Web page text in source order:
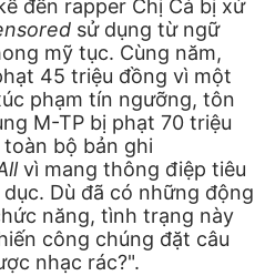
đến rapper Chị Cả bị xử
sử dụng từ ngữ
mỹ tục. Cùng năm,
45 triệu đồng vì một
phạm tín ngưỡng, tôn
M-TP bị phạt 70 triệu
bộ bản ghi
vì mang thông điệp tiêu
Dù đã có những động
năng, tình trạng này
công chúng đặt câu
nhạc rác?".